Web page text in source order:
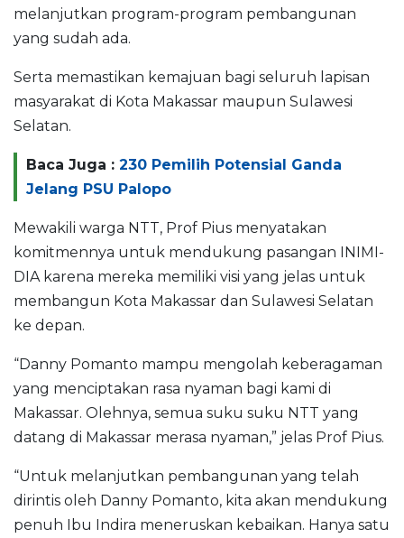
melanjutkan program-program pembangunan
yang sudah ada.
Serta memastikan kemajuan bagi seluruh lapisan
masyarakat di Kota Makassar maupun Sulawesi
Selatan.
Baca Juga : 230 Pemilih Potensial Ganda
Jelang PSU Palopo
Mewakili warga NTT, Prof Pius menyatakan
komitmennya untuk mendukung pasangan INIMI-
DIA karena mereka memiliki visi yang jelas untuk
membangun Kota Makassar dan Sulawesi Selatan
ke depan.
“Danny Pomanto mampu mengolah keberagaman
yang menciptakan rasa nyaman bagi kami di
Makassar. Olehnya, semua suku suku NTT yang
datang di Makassar merasa nyaman,” jelas Prof Pius.
“Untuk melanjutkan pembangunan yang telah
dirintis oleh Danny Pomanto, kita akan mendukung
penuh Ibu Indira meneruskan kebaikan. Hanya satu